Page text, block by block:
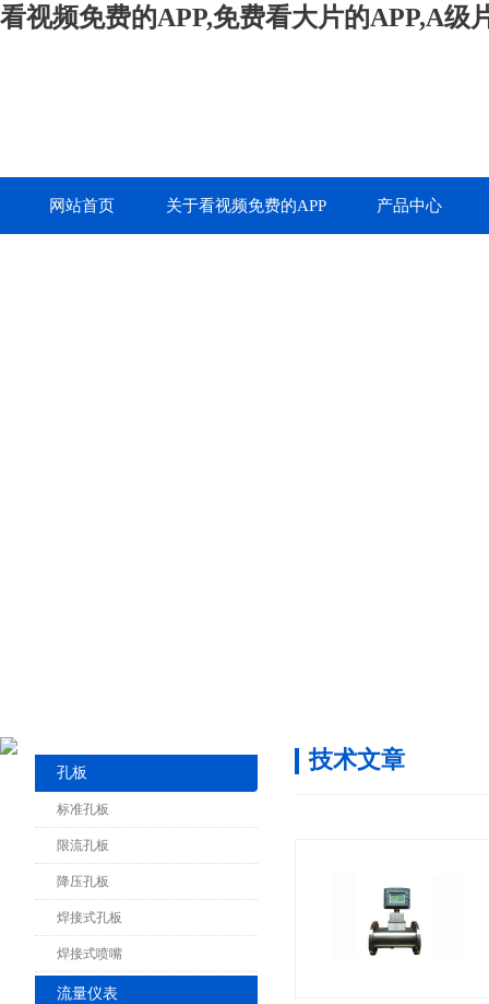
看视频免费的APP,免费看大片的APP,A级
网站首页 关于看视频免费的APP 产品中心
孔板
标准孔板
限流孔板
降压孔板
焊接式孔板
焊接式喷嘴
流量仪表
技术文章